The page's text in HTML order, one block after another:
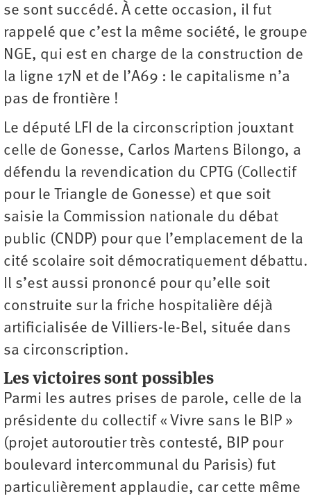
se sont succédé. À cette occasion, il fut
rappelé que c’est la même société, le groupe
NGE, qui est en charge de la construction de
la ligne 17N et de l’A69 : le capitalisme n’a
pas de frontière !
Le député LFI de la circonscription jouxtant
celle de Gonesse, Carlos Martens Bilongo, a
défendu la revendication du CPTG (Collectif
pour le Triangle de Gonesse) et que soit
saisie la Commission nationale du débat
public (CNDP) pour que l’emplacement de la
cité scolaire soit démocratiquement débattu.
Il s’est aussi prononcé pour qu’elle soit
construite sur la friche hospitalière déjà
artificialisée de Villiers-le-Bel, située dans
sa circonscription.
Les victoires sont possibles
Parmi les autres prises de parole, celle de la
présidente du collectif « Vivre sans le BIP »
(projet autoroutier très contesté, BIP pour
boulevard intercommunal du Parisis) fut
particulièrement applaudie, car cette même